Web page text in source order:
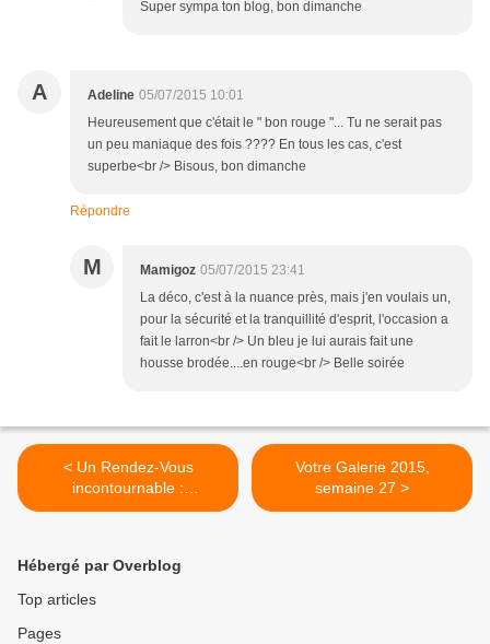
Super sympa ton blog, bon dimanche
A Adeline 05/07/2015 10:01
Heureusement que c'était le " bon rouge "... Tu ne serait pas
un peu maniaque des fois ???? En tous les cas, c'est
superbe<br /> Bisous, bon dimanche
Répondre
M Mamigoz 05/07/2015 23:41
La déco, c'est à la nuance près, mais j'en voulais un,
pour la sécurité et la tranquillité d'esprit, l'occasion a
fait le larron<br /> Un bleu je lui aurais fait une
housse brodée....en rouge<br /> Belle soirée
< Un Rendez-Vous
incontournable :
Vénus/Jupiter
Votre Galerie 2015,
semaine 27 >
Hébergé par Overblog
Top articles
Pages